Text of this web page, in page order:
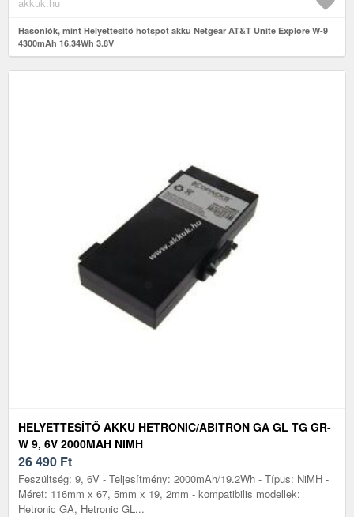
Hasonlók, mint Helyettesítő hotspot akku Netgear AT&T Unite Explore W-9
4300mAh 16.34Wh 3.8V
HELYETTESÍTŐ AKKU HETRONIC/ABITRON GA GL TG GR-
W 9, 6V 2000MAH NIMH
26 490 Ft
Feszültség: 9, 6V - Teljesítmény: 2000mAh/19.2Wh - Típus: NiMH -
Méret: 116mm x 67, 5mm x 19, 2mm - kompatibilis modellek:
Hetronic GA, Hetronic GL...